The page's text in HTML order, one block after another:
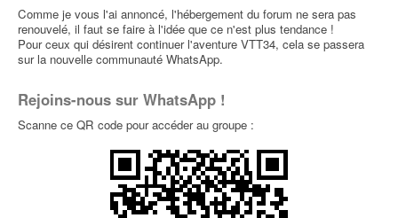
Comme je vous l'ai annoncé, l'hébergement du forum ne sera pas
renouvelé, il faut se faire à l'idée que ce n'est plus tendance !
Pour ceux qui désirent continuer l'aventure VTT34, cela se passera
sur la nouvelle communauté WhatsApp.
Rejoins-nous sur WhatsApp !
Scanne ce QR code pour accéder au groupe :
tamaro a écrit :
lesteph a écrit :
allons acheter des mouchoirs ensemble
Claude
On va la rebaptiser sortie kleenex